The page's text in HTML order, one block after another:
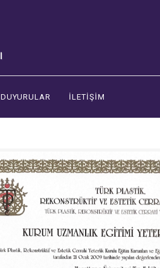
DUYURULAR İLETİŞİM